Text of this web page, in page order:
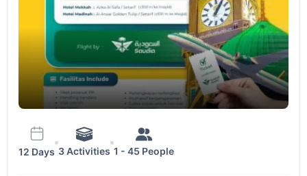
12 Days 3 Activities 1 - 45 People